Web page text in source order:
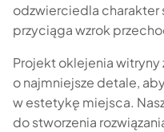
odzwierciedla charakter
przyciąga wzrok
Projekt oklejenia witryny
o najmniejsze detale,
w estetykę miejsca. Nasz
do stworzenia